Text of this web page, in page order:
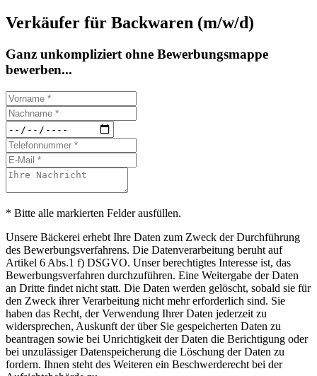
Verkäufer für Backwaren (m/w/d)
Ganz unkompliziert ohne Bewerbungsmappe
bewerben...
* Bitte alle markierten Felder ausfüllen.
Unsere Bäckerei erhebt Ihre Daten zum Zweck der Durchführung
des Bewerbungsverfahrens. Die Datenverarbeitung beruht auf
Artikel 6 Abs.1 f) DSGVO. Unser berechtigtes Interesse ist, das
Bewerbungsverfahren durchzuführen. Eine Weitergabe der Daten
an Dritte findet nicht statt. Die Daten werden gelöscht, sobald sie für
den Zweck ihrer Verarbeitung nicht mehr erforderlich sind. Sie
haben das Recht, der Verwendung Ihrer Daten jederzeit zu
widersprechen, Auskunft der über Sie gespeicherten Daten zu
beantragen sowie bei Unrichtigkeit der Daten die Berichtigung oder
bei unzulässiger Datenspeicherung die Löschung der Daten zu
fordern. Ihnen steht des Weiteren ein Beschwerderecht bei der